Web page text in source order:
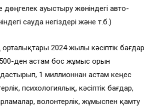
дөңгелек ауыстыру жөніндегі авто-
сауда негіздері және т.б.)
2024 жылы кәсіптік бағдар
ден астам бос жұмыс орын
1 миллионнан астам кеңес
психологиялық, кәсіптік бағдар,
волонтерлік, жұмыспен қамту